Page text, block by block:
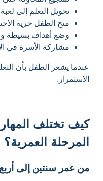
تحويل التعلم إلى لعبة.
منح الطفل حرية
وضع أهداف بسيطة
مشاركة الأسرة في
عندما يشعر الطفل بأن
الاستمرار.
كيف تختلف
المرحلة العمرية؟
من عمر سنتين إلى